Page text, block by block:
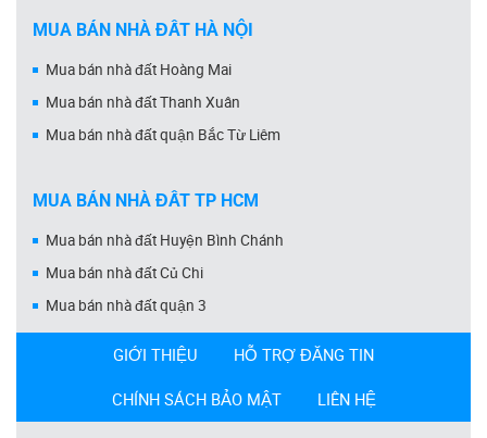
MUA BÁN NHÀ ĐẤT HÀ NỘI
Mua bán nhà đất Hoàng Mai
Mua bán nhà đất Thanh Xuân
Mua bán nhà đất quận Bắc Từ Liêm
MUA BÁN NHÀ ĐẤT TP HCM
Mua bán nhà đất Huyện Bình Chánh
Mua bán nhà đất Củ Chi
Mua bán nhà đất quận 3
GIỚI THIỆU HỖ TRỢ ĐĂNG TIN
CHÍNH SÁCH BẢO MẬT LIÊN HỆ